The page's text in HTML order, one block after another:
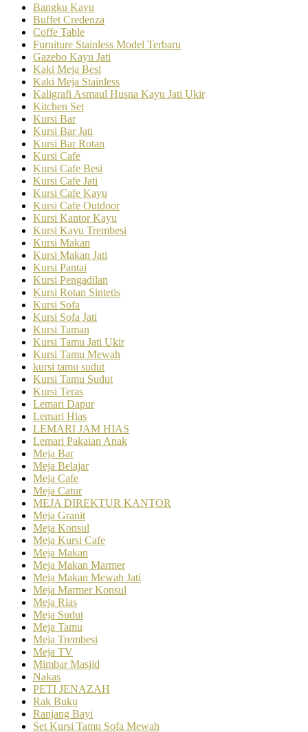
Bangku Kayu
Buffet Credenza
Coffe Table
Furniture Stainless Model Terbaru
Gazebo Kayu Jati
Kaki Meja Besi
Kaki Meja Stainless
Kaligrafi Asmaul Husna Kayu Jati Ukir
Kitchen Set
Kursi Bar
Kursi Bar Jati
Kursi Bar Rotan
Kursi Cafe
Kursi Cafe Besi
Kursi Cafe Jati
Kursi Cafe Kayu
Kursi Cafe Outdoor
Kursi Kantor Kayu
Kursi Kayu Trembesi
Kursi Makan
Kursi Makan Jati
Kursi Pantai
Kursi Pengadilan
Kursi Rotan Sintetis
Kursi Sofa
Kursi Sofa Jati
Kursi Taman
Kursi Tamu Jati Ukir
Kursi Tamu Mewah
kursi tamu sudut
Kursi Tamu Sudut
Kursi Teras
Lemari Dapur
Lemari Hias
LEMARI JAM HIAS
Lemari Pakaian Anak
Meja Bar
Meja Belajar
Meja Cafe
Meja Catur
MEJA DIREKTUR KANTOR
Meja Granit
Meja Konsul
Meja Kursi Cafe
Meja Makan
Meja Makan Marmer
Meja Makan Mewah Jati
Meja Marmer Konsul
Meja Rias
Meja Sudut
Meja Tamu
Meja Trembesi
Meja TV
Mimbar Masjid
Nakas
PETI JENAZAH
Rak Buku
Ranjang Bayi
Set Kursi Tamu Sofa Mewah